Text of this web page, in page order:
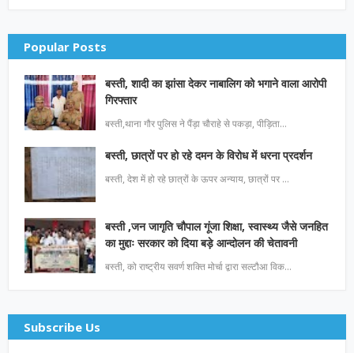
Popular Posts
बस्ती, शादी का झांसा देकर नाबालिग को भगाने वाला आरोपी
गिरफ्तार
बस्ती,थाना गौर पुलिस ने पैंड़ा चौराहे से पकड़ा, पीड़िता…
बस्ती, छात्रों पर हो रहे दमन के विरोध में धरना प्रदर्शन
बस्ती, देश में हो रहे छात्रों के ऊपर अन्याय, छात्रों पर …
बस्ती ,जन जागृति चौपाल गूंजा शिक्षा, स्वास्थ्य जैसे जनहित
का मुद्दाः सरकार को दिया बड़े आन्दोलन की चेतावनी
बस्ती, को राष्ट्रीय सवर्ण शक्ति मोर्चा द्वारा सल्टौआ विक…
Subscribe Us